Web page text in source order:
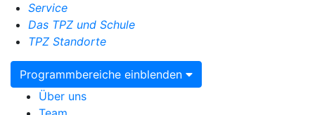
Service
Das TPZ und Schule
TPZ Standorte
Programmbereiche einblenden
Über uns